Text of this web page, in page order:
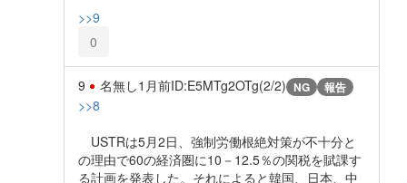
>>9
0
9 名無し1月前ID:E5MTg2OTg(2/2) NG 報告
>>8
USTRは5月2日、強制労働根絶対策が不十分と
の理由で60の経済圏に10－12.5％の関税を賦課す
る計画を発表した。それによると韓国、日本、中